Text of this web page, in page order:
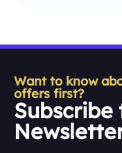
Want to know
offers first?
Subscribe